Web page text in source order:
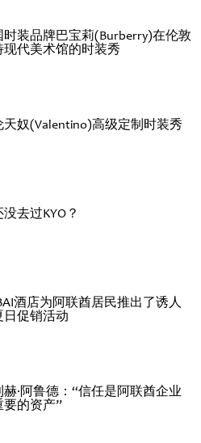
时装品牌巴宝莉(Burberry)在伦敦
现代美术馆的时装秀
天奴(Valentino)高级定制时装秀
去过KYO？
酒店为阿联酋居民推出了诱人
日促销活动
赫·阿鲁德：“信任是阿联酋企业
要的资产”